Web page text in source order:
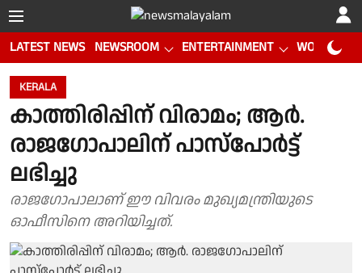
LATEST NEWS NEWSROOM ENTERTAINMENT WORLD CUP
KERALA
കാത്തിരിപ്പിന് വിരാമം; ആര്‍.
രാജഗോപാലിന് പാസ്പോര്‍ട്ട്
ലഭിച്ചു
രാജഗോപാലാണ് ഈ വിവരം മുഖ്യമന്ത്രിയുടെ
ഓഫീസിനെ അറിയിച്ചത്.